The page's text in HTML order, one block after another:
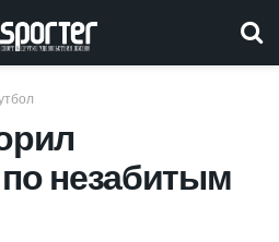
незабитым